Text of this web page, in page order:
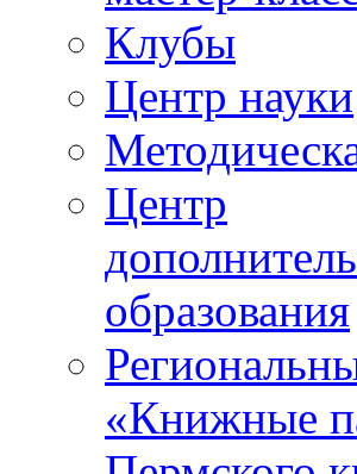
Клубы
Центр науки
Центр
образования
«Книжные